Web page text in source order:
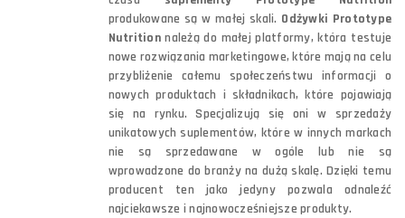
produkowane są w małej skali. Odżywki Prototype
Nutritionnależą do małej platformy, która testuje
nowe rozwiązania marketingowe, które mają na celu
przybliżenie całemu społeczeństwu informacji o
nowych produktach i składnikach, które pojawiają
się na rynku. Specjalizują się oni w sprzedaży
unikatowych suplementów, które w innych markach
nie są sprzedawane w ogóle lub nie są
wprowadzone do branży na dużą skalę. Dzięki temu
producent ten jako jedyny pozwala odnaleźć
najciekawsze i najnowocześniejsze produkty.